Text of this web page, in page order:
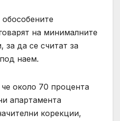
на минималните
за да се считат за
наем.
около 70 процента
апартамента
корекции,